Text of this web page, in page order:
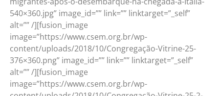
540×360.jpg” image_id=”” link=”” linktarget=”_self”
alt=”” /][fusion_image
image=”https://www.csem.org.br/wp-
content/uploads/2018/10/Congregação-Vitrine-25-
376×360.png” image_id=”” link=”” linktarget=”_self”
alt=”” /][fusion_image
image=”https://www.csem.org.br/wp-